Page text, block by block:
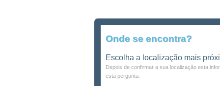
Onde se encontra?
Escolha a localização mais
Depois de confirmar a sua localização esta
esta pergunta.